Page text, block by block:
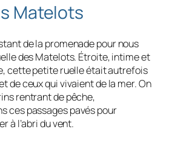
Matelots
de la promenade pour nous
des Matelots. Étroite, intime et
cette petite ruelle était autrefois
de ceux qui vivaient de la mer. On
rentrant de pêche,
ces passages pavés pour
à l’abri du vent.